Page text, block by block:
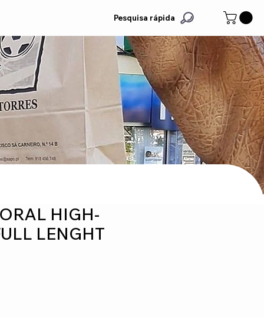
Pesquisa rápida
HIGH-
LENGHT